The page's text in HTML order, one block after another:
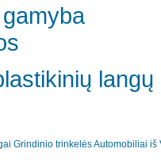
Grindinio trinkelėsAutomobiliai iš